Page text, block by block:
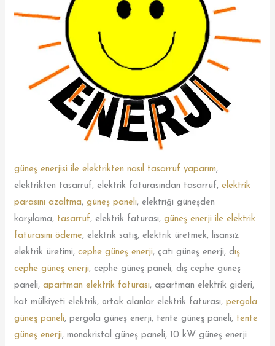
güneş enerjisi ile elektrikten nasıl tasarruf yaparım,
elektrikten tasarruf, elektrik faturasından tasarruf,elektrik
parasını azaltma,güneş paneli, elektriği güneşden
karşılama, tasarruf, elektrik faturası,güneş enerji ile elektrik
faturasını ödeme, elektrik satış, elektrik üretmek, lisansız
elektrik üretimi,cephe güneş enerji, çatı güneş enerji, dış
cephe güneş enerji, cephe güneş paneli, dış cephe güneş
paneli,apartman elektrik faturası, apartman elektrik gideri,
kat mülkiyeti elektrik, ortak alanlar elektrik faturası,pergola
güneş paneli, pergola güneş enerji, tente güneş paneli, tente
güneş enerji, monokristal güneş paneli, 10 kW güneş enerji